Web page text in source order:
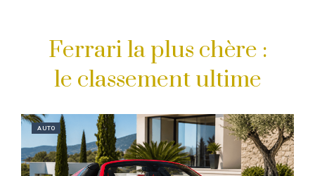
Ferrari la plus chère :
le classement ultime
AUTO